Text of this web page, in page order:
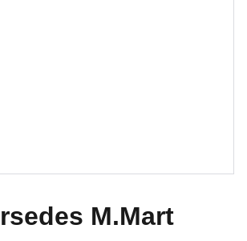
M.Mart